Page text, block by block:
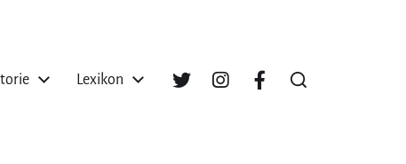
Lexikon